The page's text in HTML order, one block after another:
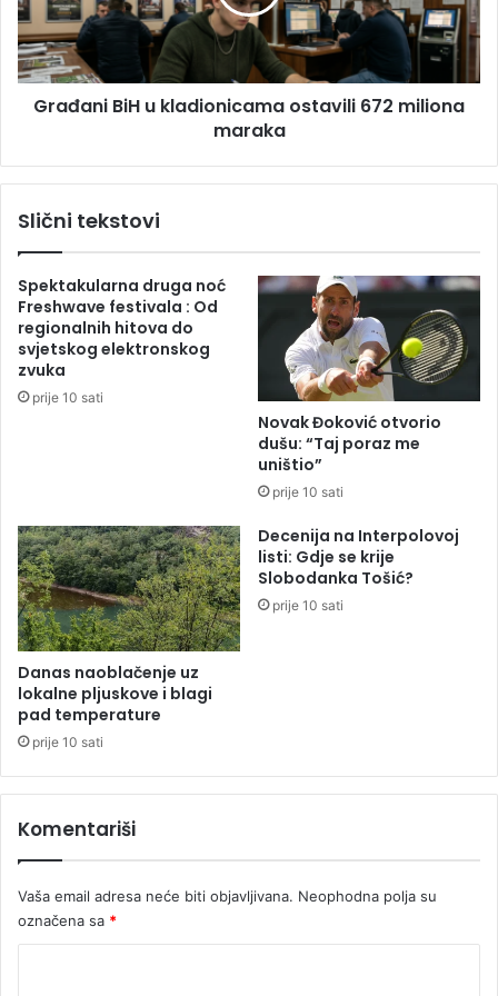
a
s
i
o
r
c
a
u
d
a
a
v
a
j
a
u
z
g
r
a
d
n
i
B
i
d
n
i
c
a
v
i
l
i
6
7
2
m
i
l
o
a
r
a
k
Građani BiH u kladionicama ostavili 672 miliona
maraka
Slični tekstovi
Spektakularna druga noć
Freshwave festivala : Od
regionalnih hitova do
svjetskog elektronskog
zvuka
prije 10 sati
Novak Đoković otvorio
dušu: “Taj poraz me
uništio”
prije 10 sati
Danas naoblačenje uz
lokalne pljuskove i blagi
pad temperature
prije 10 sati
Decenija na Interpolovoj
listi: Gdje se krije
Slobodanka Tošić?
prije 10 sati
Komentariši
Vaša email adresa neće biti objavljivana. Neophodna polja su
označena sa *